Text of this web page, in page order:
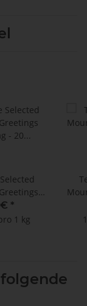
- 20
à 4 g
*
1 kg